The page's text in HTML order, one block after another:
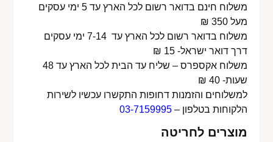
משלוח חינם בדואר רשום לכל הארץ עד 5 ימי עסקים
מעל 350 ₪
משלוח בדואר רשום לכל הארץ עד 7-14 ימי עסקים
דרך דואר ישראל- 15 ₪
משלוח אקספרס – שליח עד הבית לכל הארץ עד 48
שעות- 40 ₪
למשלוחים והזמנות דחופות התקשרו עכשיו לשירות
הלקוחות בטלפון –03-7159995
מוצרים לחריטה